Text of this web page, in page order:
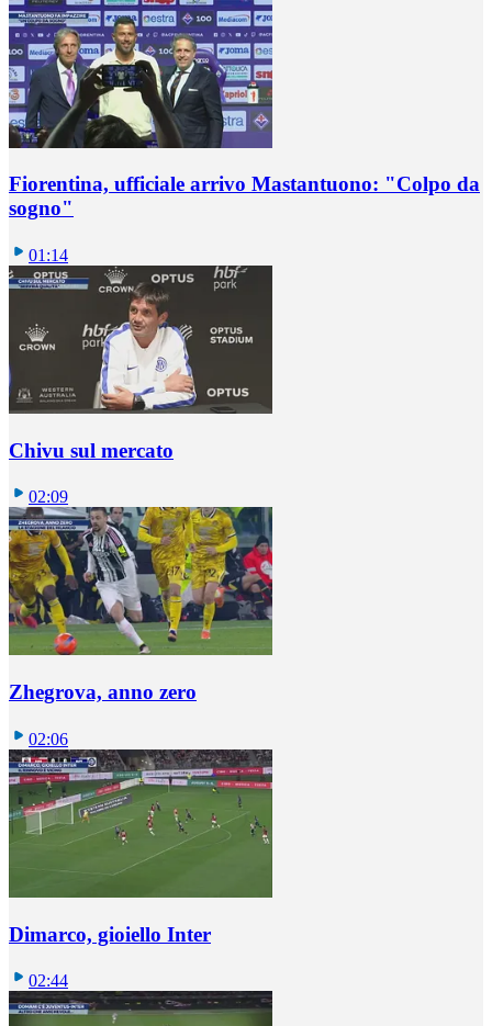
Fiorentina, ufficiale arrivo Mastantuono: "Colpo da
sogno"
01:14
Chivu sul mercato
02:09
Zhegrova, anno zero
02:06
Dimarco, gioiello Inter
02:44